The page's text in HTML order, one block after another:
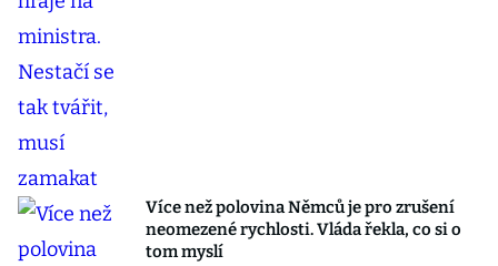
Více než polovina Němců je pro zrušení
neomezené rychlosti. Vláda řekla, co si o
tom myslí